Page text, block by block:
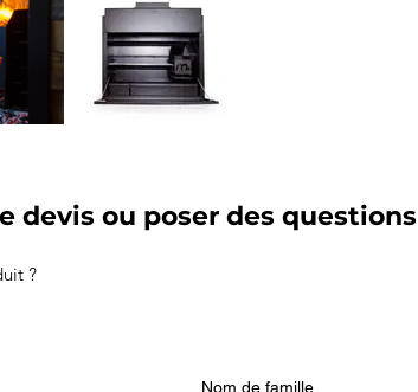
?
Nom de famille
devis ou poser des questions